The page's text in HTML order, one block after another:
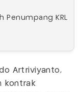
Penumpang KRL
Artriviyanto,
kontrak